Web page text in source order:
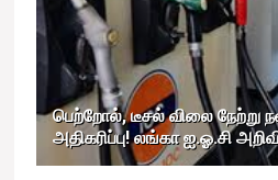
பெற்றோல், டீசல் விலை நேற்று
அதிகரிப்பு! லங்கா ஐ.ஓ.சி